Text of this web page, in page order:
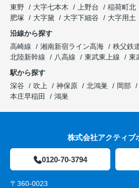
東野
大字七本木 上野台 稲荷町北
肥塚
大字黛 大字下細谷
大字用土
沿線から探す
高崎線
湘南新宿ライン高海 秩父鉄
北陸新幹線
八高線 東武東上線
東
駅から探す
深谷
吹上 神保原 北鴻巣 岡部
本庄早稲田
鴻巣
株式会社アクティブ
0120-70-3794
〒360-0023